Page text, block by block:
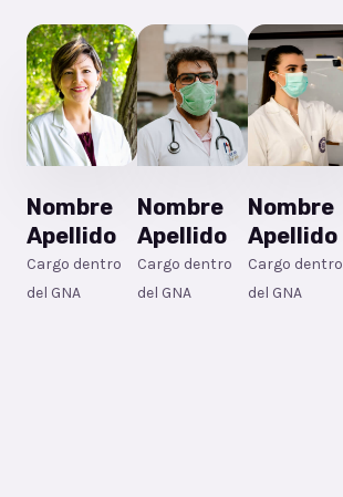
Nombre
Apellido
Cargo dentro
del GNA
Nombre
Apellido
Cargo dentro
del GNA
Nombre
Apellido
Cargo dentro
del GNA